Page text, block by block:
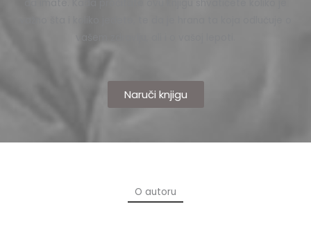
Naruči knjigu
O autoru